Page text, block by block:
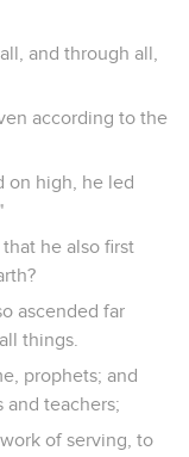
and through all,
according to the
on high, he led
he also first
ascended far
things.
prophets; and
and teachers;
of serving, to